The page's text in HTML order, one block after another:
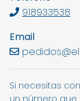
918933538
Email
Si necesitas
un número